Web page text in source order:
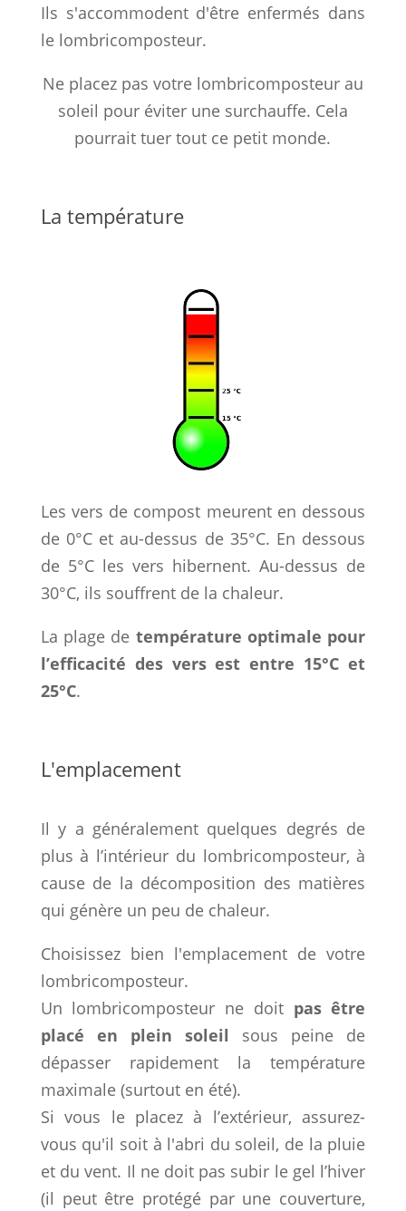
Ils s'accommodent d'être enfermés dans
le lombricomposteur.
Ne placez pas votre lombricomposteur au
soleil pour éviter une surchauffe. Cela
pourrait tuer tout ce petit monde.
La température
Les vers de compost meurent en dessous
de 0°C et au-dessus de 35°C. En dessous
de 5°C les vers hibernent. Au-dessus de
30°C, ils souffrent de la chaleur.
La plage de température optimale pour
l’efficacité des vers est entre 15°C et
25°C.
L'emplacement
Il y a généralement quelques degrés de
plus à l’intérieur du lombricomposteur, à
cause de la décomposition des matières
qui génère un peu de chaleur.
Choisissez bien l'emplacement de votre
lombricomposteur.
Un lombricomposteur ne doit pas être
placé en plein soleil sous peine de
dépasser rapidement la température
maximale (surtout en été).
Si vous le placez à l’extérieur, assurez-
vous qu'il soit à l'abri du soleil, de la pluie
et du vent. Il ne doit pas subir le gel l’hiver
(il peut être protégé par une couverture,